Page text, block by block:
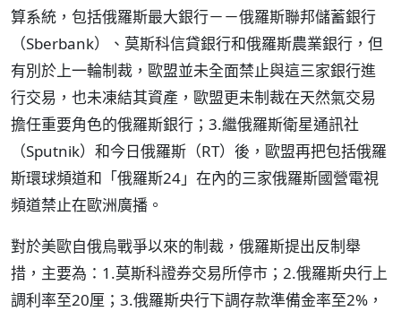
算系統，包括俄羅斯最大銀行－－俄羅斯聯邦儲蓄銀行
（Sberbank）、莫斯科信貸銀行和俄羅斯農業銀行，但
有別於上一輪制裁，歐盟並未全面禁止與這三家銀行進
行交易，也未凍結其資產，歐盟更未制裁在天然氣交易
擔任重要角色的俄羅斯銀行；3.繼俄羅斯衛星通訊社
（Sputnik）和今日俄羅斯（RT）後，歐盟再把包括俄羅
斯環球頻道和「俄羅斯24」在內的三家俄羅斯國營電視
頻道禁止在歐洲廣播。
對於美歐自俄烏戰爭以來的制裁，俄羅斯提出反制舉
措，主要為：1.莫斯科證券交易所停市；2.俄羅斯央行上
調利率至20厘；3.俄羅斯央行下調存款準備金率至2%，